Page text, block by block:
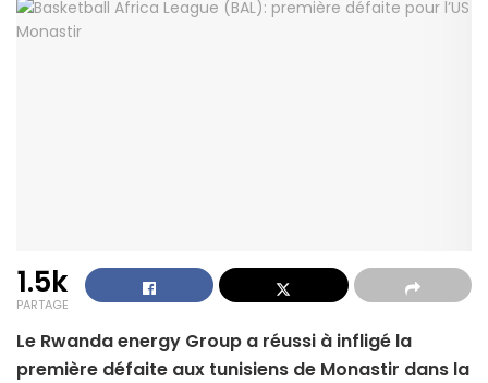
1.5k
PARTAGE
Le Rwanda energy Group a réussi à infligé la
première défaite aux tunisiens de Monastir dans la